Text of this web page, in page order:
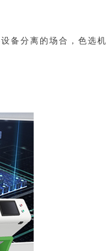
备分离的场合，色选机